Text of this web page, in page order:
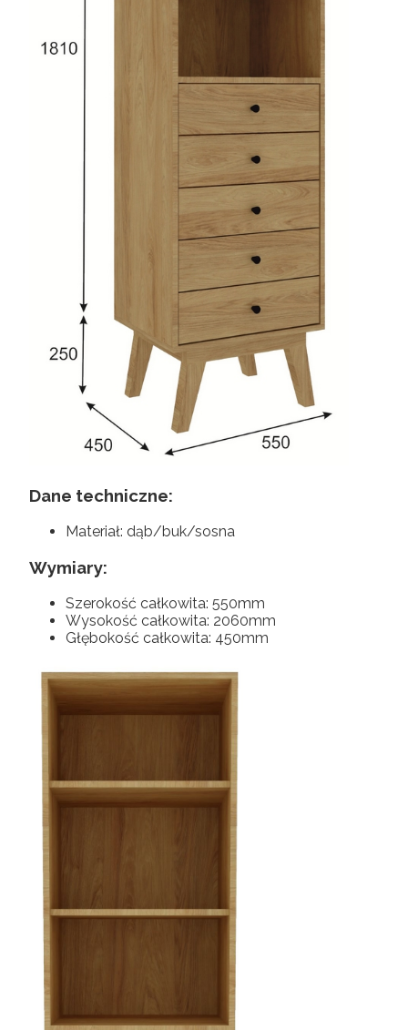
Dane techniczne:
Materiał: dąb/buk/sosna
Wymiary:
Szerokość całkowita: 550mm
Wysokość całkowita: 2060mm
Głębokość całkowita: 450mm